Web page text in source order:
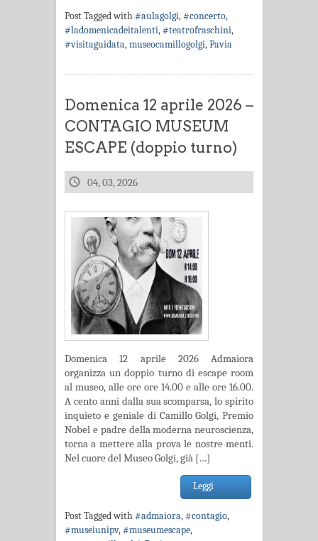
Post Tagged with#aulagolgi,#concerto,
#ladomenicadeitalenti,#teatrofraschini,
#visitaguidata,museocamillogolgi,Pavia
Domenica 12 aprile 2026 –
CONTAGIO MUSEUM
ESCAPE (doppio turno)
04, 03, 2026
Domenica 12 aprile 2026 Admaiora
organizza un doppio turno di escape room
al museo, alle ore ore 14.00 e alle ore 16.00.
A cento anni dalla sua scomparsa, lo spirito
inquieto e geniale di Camillo Golgi, Premio
Nobel e padre della moderna neuroscienza,
torna a mettere alla prova le nostre menti.
Nel cuore del Museo Golgi, già […]
Leggi
Post Tagged with#admaiora,#contagio,
#museiunipv,#museumescape,